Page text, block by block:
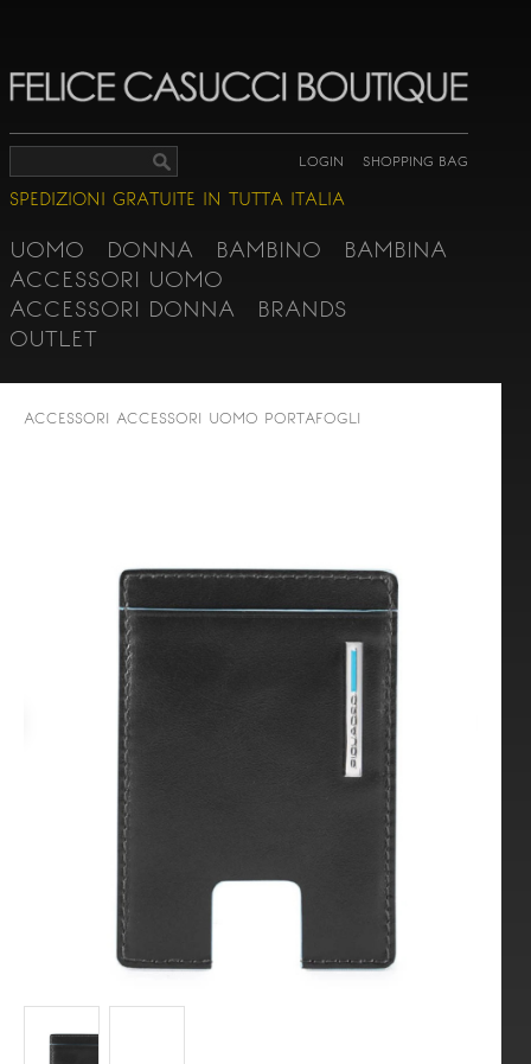
SPEDIZIONI GRATUITE IN TUTTA ITALIA
LOGIN SHOPPING BAG
UOMO DONNA BAMBINO
BAMBINA
ACCESSORI UOMO
ACCESSORI DONNA
BRANDS
OUTLET
ACCESSORI ACCESSORI UOMO PORTAFOGLI